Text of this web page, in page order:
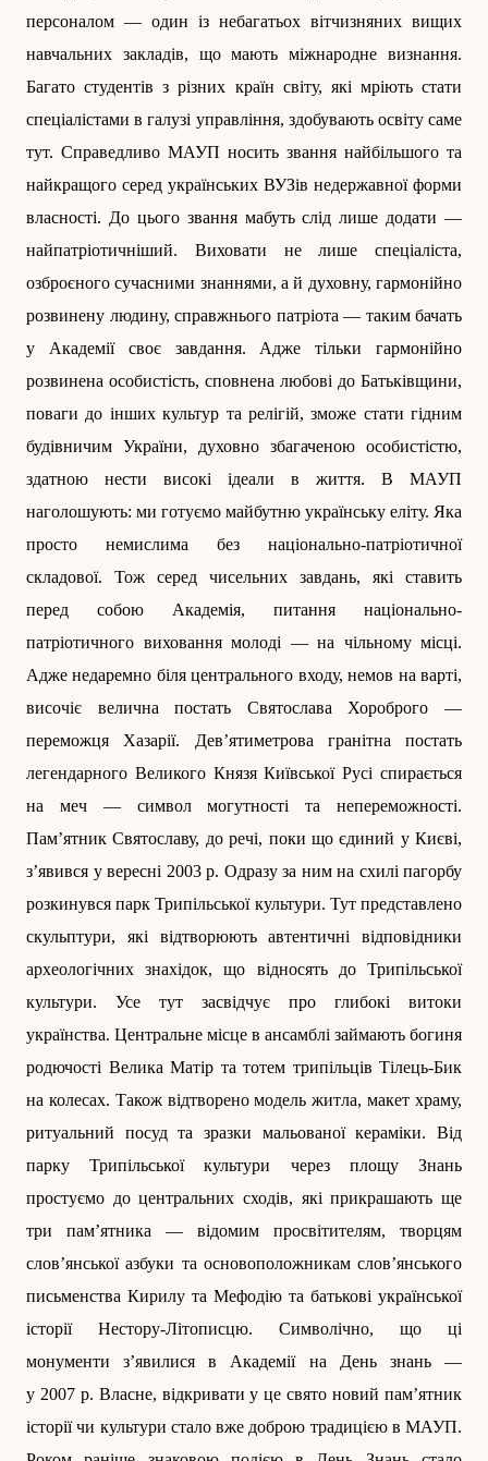
персоналом — один із небагатьох вітчизняних вищих
навчальних закладів, що мають міжнародне визнання.
Багато студентів з різних країн світу, які мріють стати
спеціалістами в галузі управління, здобувають освіту саме
тут. Справедливо МАУП носить звання найбільшого та
найкращого серед українських ВУЗів недержавної форми
власності. До цього звання мабуть слід лише додати —
найпатріотичніший. Виховати не лише спеціаліста,
озброєного сучасними знаннями, а й духовну, гармонійно
розвинену людину, справжнього патріота — таким бачать
у Академії своє завдання. Адже тільки гармонійно
розвинена особистість, сповнена любові до Батьківщини,
поваги до інших культур та релігій, зможе стати гідним
будівничим Украї­ни, духовно збагаченою особистістю,
здатною нести високі ідеали в життя. В МАУП
наголошують: ми готуємо майбутню українську еліту. Яка
просто немислима без національно-патріотичної
складової. Тож серед чисельних завдань, які ставить
перед собою Академія, питання національно-
патріотичного виховання молоді — на чільному місці.
Адже недаремно біля центрального входу, немов на варті,
височіє велична постать Святослава Хороброго —
переможця Хазарії. Дев’ятиметрова гранітна постать
легендарного ­Великого Князя Київської Русі спирається
на меч — символ могутності та непереможності.
Пам’ятник Святославу, до речі, поки що єдиний у Києві,
з’явився у вересні 2003 р. Одразу за ним на схилі пагорбу
розкинувся парк Трипільської культури. Тут представлено
скульптури, які відтворюють автентичні відповідники
археологічних знахідок, що відносять до Трипільської
культури. Усе тут засвідчує про глибокі витоки
українства. Центральне місце в ансамблі займають богиня
родючості Велика Матір та тотем трипільців Тілець-Бик
на колесах. Також відтворено модель житла, макет храму,
ритуальний ­посуд та зразки мальованої кераміки. Від
парку Трипільської культури через площу Знань
простуємо до центральних сходів, які прикрашають ще
три пам’ятника — відомим просвітителям, творцям
слов’янської азбуки та основоположникам слов’янського
письмен­ства Кирилу та Мефодію та батькові української
історії Нестору-Літописцю. Символічно, що ці
монументи з’явилися в Академії на День знань —
у 2007 р. Власне, відкривати у це свято новий пам’ятник
історії чи культури стало вже доброю традицією в МАУП.